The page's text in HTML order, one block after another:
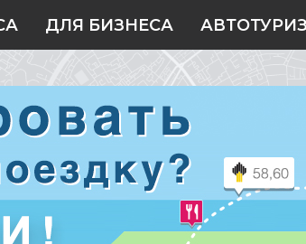
ДЛЯ БИЗНЕСА